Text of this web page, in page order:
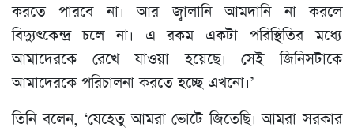
করতে পারবে না। আর জ্বালানি আমদানি না করলে
বিদ্যুৎকেন্দ্র চলে না। এ রকম একটা পরিস্থিতির মধ্যে
আমাদেরকে রেখে যাওয়া হয়েছে। সেই জিনিসটাকে
আমাদেরকে পরিচালনা করতে হচ্ছে এখনো।’
তিনি বলেন, ‘যেহেতু আমরা ভোটে জিতেছি। আমরা সরকার